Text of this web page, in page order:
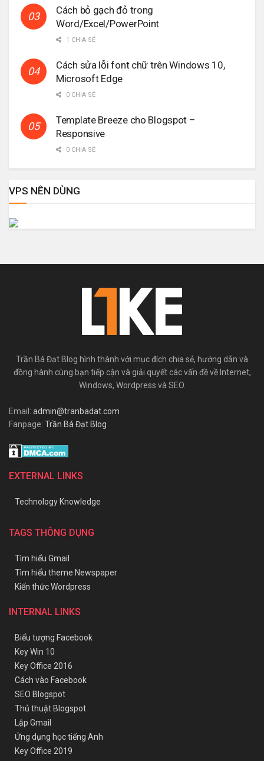
Cách bỏ gạch đỏ trong
Word/Excel/PowerPoint
1 CHIA SẺ
Cách sửa lỗi font chữ trên Windows 10,
Microsoft Edge
0 CHIA SẺ
Template Breeze cho Blogspot –
Responsive
0 CHIA SẺ
VPS NÊN DÙNG
Trần Bá Đạt Blog hình thành với mục đích chia sẻ, hướng dẫn và
đồng hành cùng bạn tiếp cận và giải quyết các vấn đề về Internet,
Windows, Wordpress và SEO.
Email: admin@tranbadat.com
Fanpage: Trần Bá Đạt Blog
EXTERNAL LINKS
Technology Knowledge
TAGS THÔNG DỤNG
Tìm hiểu Gmail
Tìm hiểu theme Newspaper
Kiến thức Wordpress
INTERNAL LINKS
Biểu tượng Facebook
Key Win 10
Key Office 2016
Cách vào Facebook
SEO Blogspot
Thủ thuật Blogspot
Lập Gmail
Ứng dụng học tiếng Anh
Key Office 2019